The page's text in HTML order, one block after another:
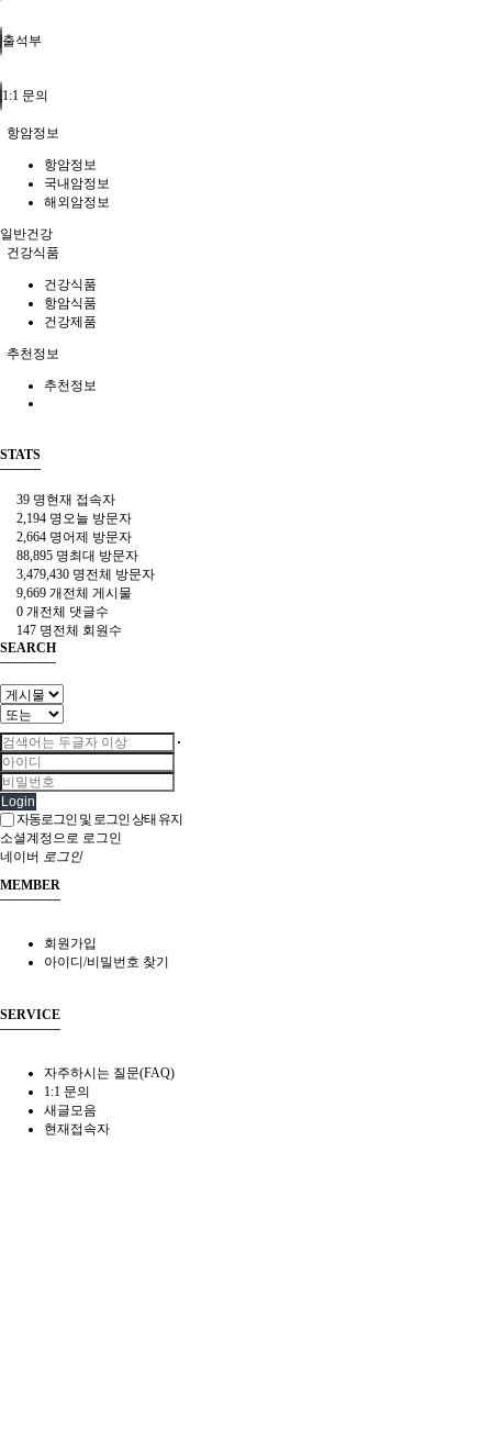
출석부
1:1 문의
항암정보
항암정보
국내암정보
해외암정보
일반건강
건강식품
건강식품
항암식품
건강제품
추천정보
추천정보
STATS
39 명현재 접속자
2,194 명오늘 방문자
2,664 명어제 방문자
88,895 명최대 방문자
3,479,430 명전체 방문자
9,669 개 전체 게시물
0 개 전체 댓글수
147 명전체 회원수
SEARCH
Login
자동로그인 및 로그인 상태 유지
소셜계정으로 로그인
네이버 로그인
MEMBER
회원가입
아이디/비밀번호 찾기
SERVICE
자주하시는 질문(FAQ)
1:1 문의
새글모음
현재접속자